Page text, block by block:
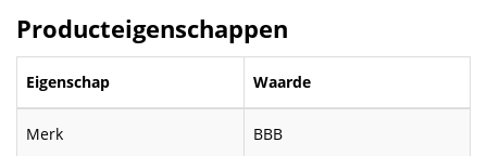
Producteigenschappen
Eigenschap Waarde
Merk BBB